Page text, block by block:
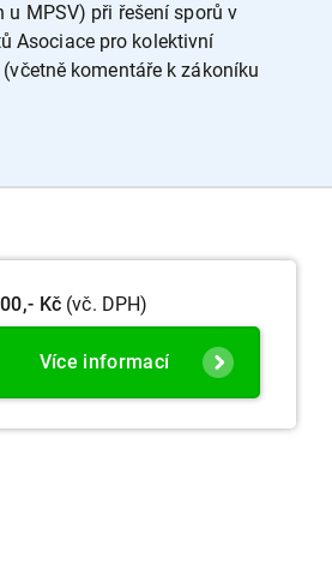
MPSV) při řešení sporů v
Asociace pro kolektivní
komentáře k zákoníku
Kč (vč. DPH)
Více informací